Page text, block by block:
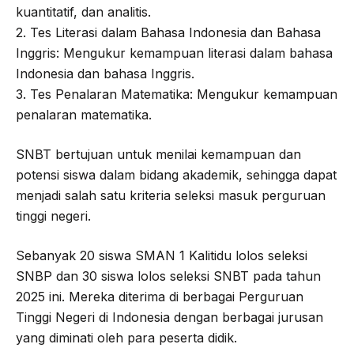
kuantitatif, dan analitis.
2. Tes Literasi dalam Bahasa Indonesia dan Bahasa
Inggris: Mengukur kemampuan literasi dalam bahasa
Indonesia dan bahasa Inggris.
3. Tes Penalaran Matematika: Mengukur kemampuan
penalaran matematika.
SNBT bertujuan untuk menilai kemampuan dan
potensi siswa dalam bidang akademik, sehingga dapat
menjadi salah satu kriteria seleksi masuk perguruan
tinggi negeri.
Sebanyak 20 siswa SMAN 1 Kalitidu lolos seleksi
SNBP dan 30 siswa lolos seleksi SNBT pada tahun
2025 ini. Mereka diterima di berbagai Perguruan
Tinggi Negeri di Indonesia dengan berbagai jurusan
yang diminati oleh para peserta didik.